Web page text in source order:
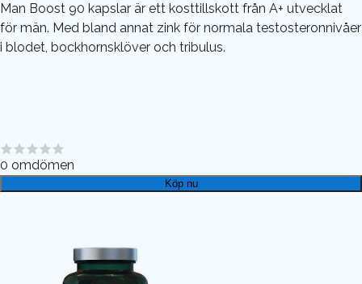
Man Boost 90 kapslar är ett kosttillskott från A+ utvecklat
för män. Med bland annat zink för normala testosteronnivåer
i blodet, bockhornsklöver och tribulus.
0 omdömen
Köp nu